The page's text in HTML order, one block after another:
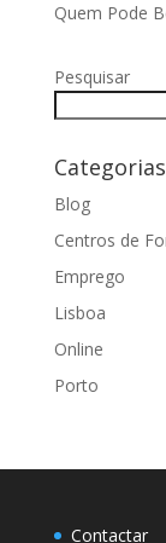
Quem Pode
Pesquisar
Categorias
Blog
Centros de
Emprego
Lisboa
Online
Porto
Contactar